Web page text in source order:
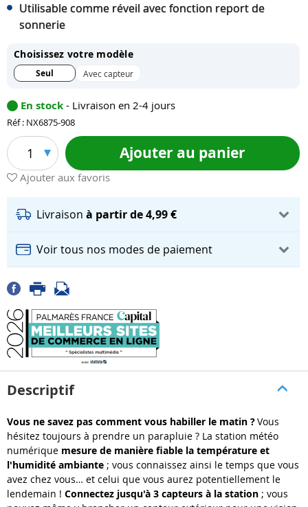
Utilisable comme réveil avec fonction report de
sonnerie
Choisissez votre modèle
Seul Avec capteur
En stock - Livraison en 2-4 jours
Réf : NX6875-908
1 Ajouter au panier
Ajouter aux favoris
Livraison à partir de 4,99 €
Voir tous nos modes de paiement
Descriptif
Vous ne savez pas comment vous habiller le matin ?Vous
hésitez toujours à prendre un parapluie ? La station météo
numérique mesure de manière fiable la température et
l'humidité ambiante ; vous connaissez ainsi le temps que vous
avez chez vous… et celui que vous aurez potentiellement le
lendemain ! Connectez jusqu'à 3 capteurs à la station ; vous